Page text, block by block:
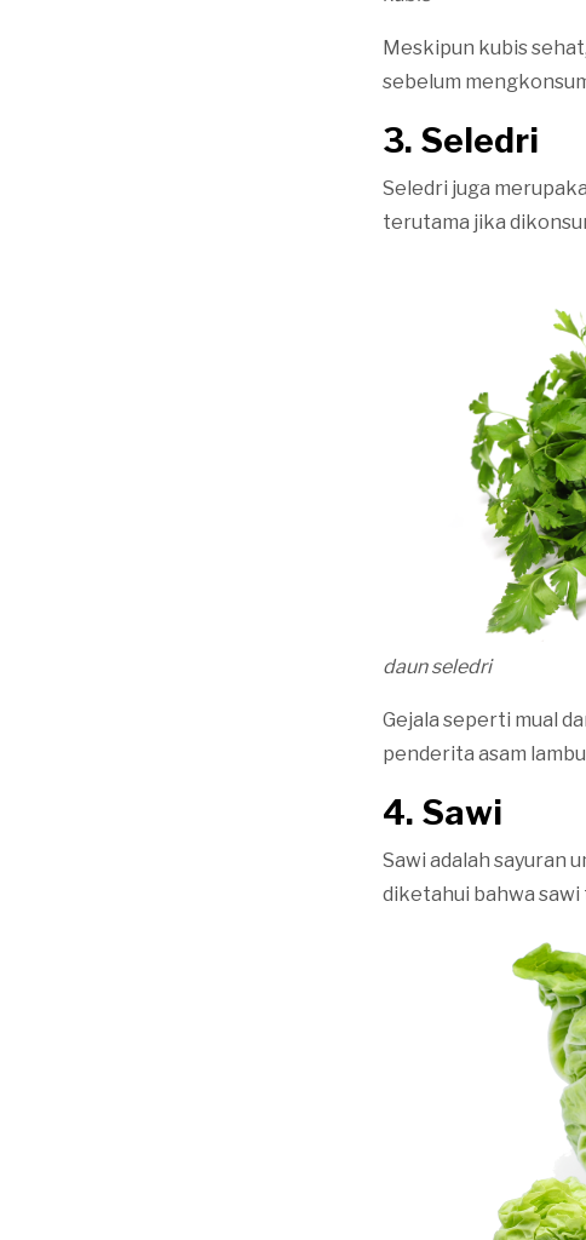
Meskipun kubis
sebelum
3. Seledri
Seledri juga
terutama jika
daun seledri
Gejala seperti mual
penderita asam
4. Sawi
Sawi adalah sayuran
diketahui bahwa sawi